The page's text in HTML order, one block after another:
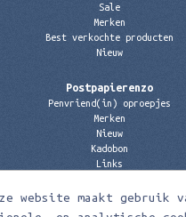
website maakt gebruik
Sale
Merken
Best verkochte producten
Nieuw
Postpapierenzo
Penvriend(in) oproepjes
Merken
Nieuw
Kadobon
Links
Contactgegevens
Meerleuks